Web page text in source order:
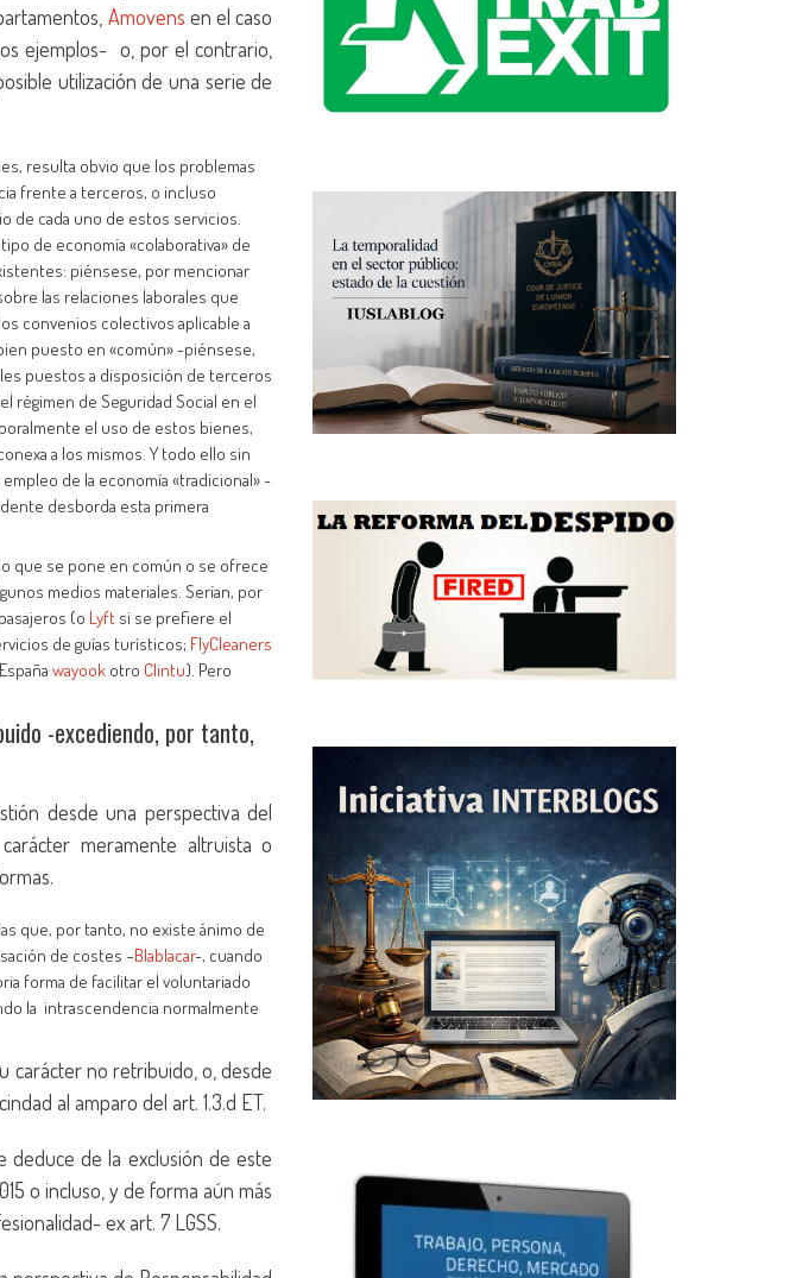
Amovens en el caso
ejemplos- o, por el contrario,
utilización de una serie de
resulta obvio que los problemas
frente a terceros, o incluso
de cada uno de estos servicios.
de economía «colaborativa» de
piénsese, por mencionar
las relaciones laborales que
convenios colectivos aplicable a
puesto en «común» -piénsese,
puestos a disposición de terceros
régimen de Seguridad Social en el
el uso de estos bienes,
a los mismos. Y todo ello sin
de la economía «tradicional» -
desborda esta primera
que se pone en común o se ofrece
medios materiales. Serían, por
(o Lyft si se prefiere el
de guías turísticos; FlyCleaners
wayook otro Clintu). Pero
-excediendo, por tanto,
desde una perspectiva del
meramente altruista o
que, por tanto, no existe ánimo de
de costes –Blablacar-, cuando
forma de facilitar el voluntariado
la intrascendencia normalmente
carácter no retribuido, o, desde
al amparo del art. 1.3.d ET.
deduce de la exclusión de este
o incluso, y de forma aún más
ex art. 7 LGSS.